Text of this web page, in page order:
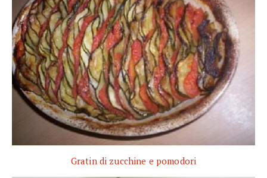
Gratin di zucchine e pomodori